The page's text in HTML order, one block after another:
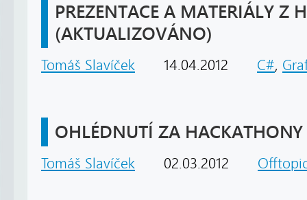
PREZENTACE A MATERIÁLY Z
(AKTUALIZOVÁNO)
Tomáš Slavíček 14.04.2012 C#,
OHLÉDNUTÍ ZA HACKATHONY
Tomáš Slavíček 02.03.2012